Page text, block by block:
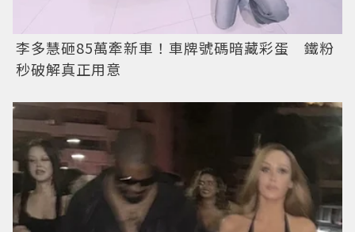
李多慧砸85萬牽新車！車牌號碼暗藏彩蛋 鐵粉
秒破解真正用意